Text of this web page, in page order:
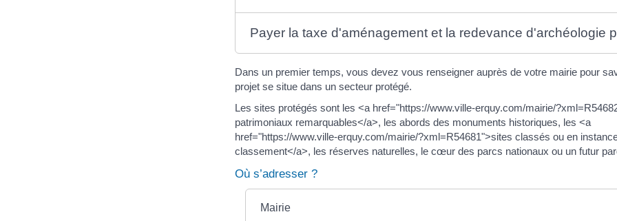
Payer la taxe d'aménagement et la redevance d'archéologie
Dans un premier temps, vous devez vous renseigner auprès de votre mairie pour
projet se situe dans un secteur protégé.
Les sites protégés sont les <a href="https://www.ville-erquy.com/mairie/
patrimoniaux remarquables</a>, les abords des monuments historiques, les <a
href="https://www.ville-erquy.com/mairie/?xml=R54681">sites classés ou en
classement</a>, les réserves naturelles, le cœur des parcs nationaux ou un futur
Où s’adresser ?
Mairie